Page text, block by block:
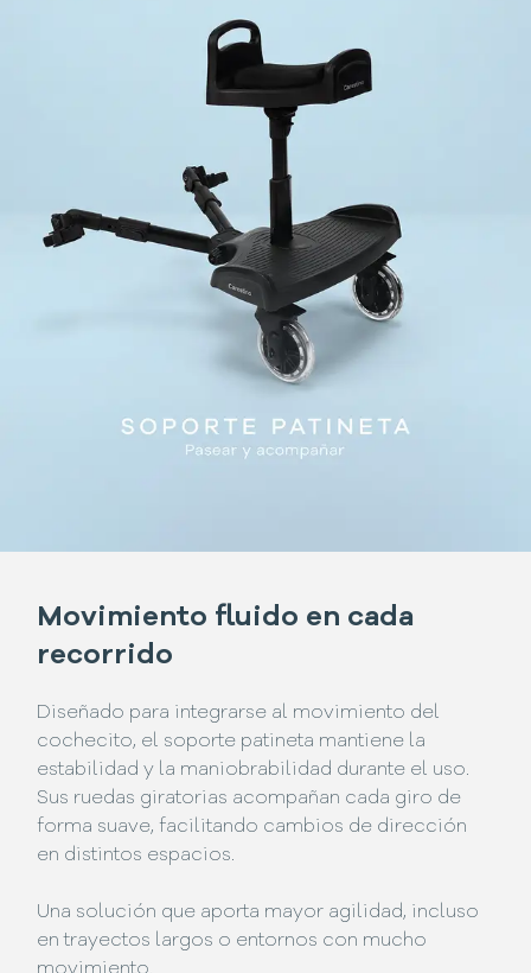
Movimiento fluido en cada
recorrido
Diseñado para integrarse al movimiento del
cochecito, el soporte patineta mantiene la
estabilidad y la maniobrabilidad durante el uso.
Sus ruedas giratorias acompañan cada giro de
forma suave, facilitando cambios de dirección
en distintos espacios.
Una solución que aporta mayor agilidad, incluso
en trayectos largos o entornos con mucho
movimiento.